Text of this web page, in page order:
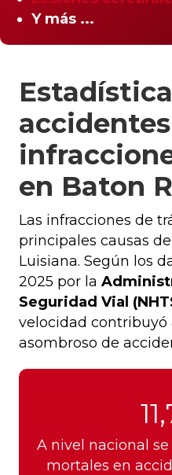
Y más ...
en Baton
Las infracciones de
principales causas
Luisiana. Según los
2025 por la
Seguridad Vial
velocidad contribuyó
asombroso de
A nivel nacional
mortales en